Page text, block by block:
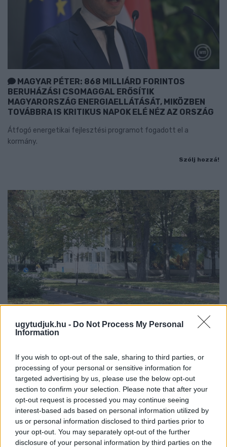
ugytudjuk.hu - Do Not Process My Personal
Information
If you wish to opt-out of the sale, sharing to third parties, or
processing of your personal or sensitive information for
targeted advertising by us, please use the below opt-out
section to confirm your selection. Please note that after your
opt-out request is processed you may continue seeing
interest-based ads based on personal information utilized by
us or personal information disclosed to third parties prior to
your opt-out. You may separately opt-out of the further
disclosure of your personal information by third parties on the
MAGYAR PÉTER: 868 MILLIÁRD FORINTOS
BERUHÁZÁSI CSOMAGGAL ERŐSÍTIK
MAGYARORSZÁG ENERGIAELLÁTÁSÁT, MIKÖZBEN
TOVÁBBRA IS KRITIKUS NAPOK ELÉ NÉZ AZ ORSZÁG
Átfogó energetikai fejlesztési programot fogadott el a
kormány.
Szólj hozzá!
KRESZ-PARKOT GYŐRBEN – CSALÁDI
PROGRAMOKKAL ÜNNEPLIK A FELÚJÍTÁST
Ügyességi versenyek, KRESZ-kvíz, ingyenes kerékpár- és e-
rollerjelölés is várja a családokat augusztus 8-án.
Szólj hozzá!